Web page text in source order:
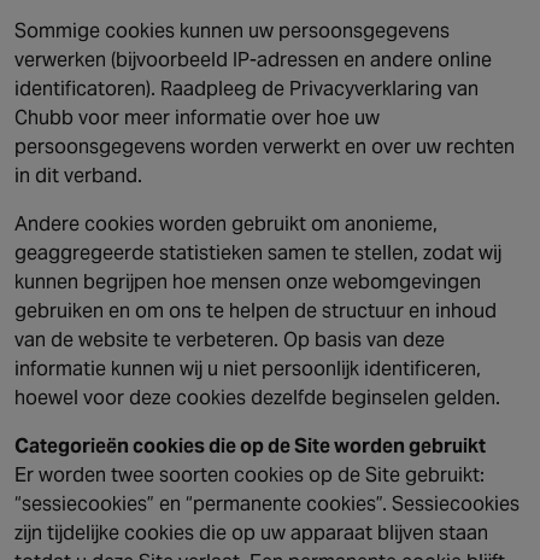
Sommige cookies kunnen uw persoonsgegevens
verwerken (bijvoorbeeld IP-adressen en andere online
identificatoren). Raadpleeg de Privacyverklaring van
Chubb voor meer informatie over hoe uw
persoonsgegevens worden verwerkt en over uw rechten
in dit verband.
Andere cookies worden gebruikt om anonieme,
geaggregeerde statistieken samen te stellen, zodat wij
kunnen begrijpen hoe mensen onze webomgevingen
gebruiken en om ons te helpen de structuur en inhoud
van de website te verbeteren. Op basis van deze
informatie kunnen wij u niet persoonlijk identificeren,
hoewel voor deze cookies dezelfde beginselen gelden.
Categorieën cookies die op de Site worden gebruikt
Er worden twee soorten cookies op de Site gebruikt:
“sessiecookies” en “permanente cookies”. Sessiecookies
zijn tijdelijke cookies die op uw apparaat blijven staan